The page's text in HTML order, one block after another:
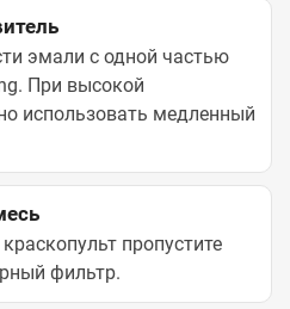
эмали с одной частью
При высокой
использовать медленный
пропустите
фильтр.